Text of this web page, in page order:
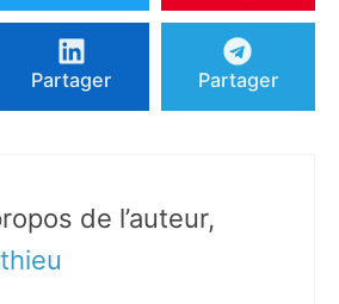
Partager Partager
de l’auteur,